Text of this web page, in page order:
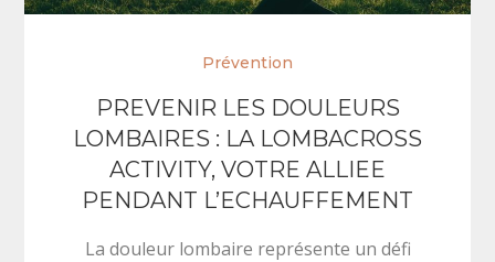
Prévention
PREVENIR LES DOULEURS
LOMBAIRES : LA LOMBACROSS
ACTIVITY, VOTRE ALLIEE
PENDANT L’ECHAUFFEMENT
La douleur lombaire représente un défi